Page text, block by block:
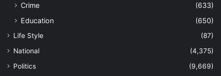
Crime
(633)
Education
(650)
Life Style
(87)
National
(4,375)
Politics
(9,669)